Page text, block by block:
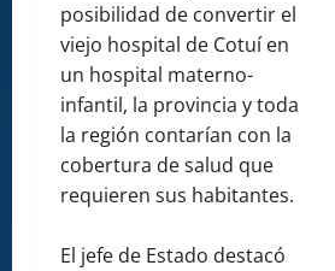
posibilidad de convertir el
viejo hospital de Cotuí en
un hospital materno-
infantil, la provincia y toda
la región contarían con la
cobertura de salud que
requieren sus habitantes.
El jefe de Estado destacó